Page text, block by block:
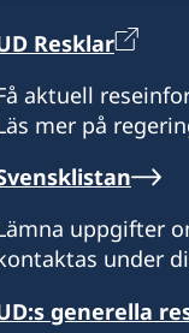
tar
att
209 9047302
Resklar
aktuell
mer på
uppgifter
under
generella